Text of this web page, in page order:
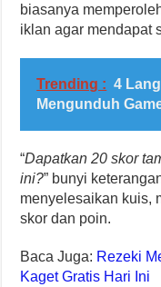
biasanya
iklan agar mendapat
Trending : 4
Mengunduh
“Dapatkan 20 skor
ini?” bunyi
menyelesaikan kuis,
skor dan poin.
Baca Juga: Rezeki
Kaget Gratis Hari Ini